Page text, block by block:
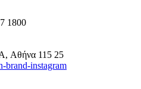
1800
Αθήνα 115 25
brand-instagram